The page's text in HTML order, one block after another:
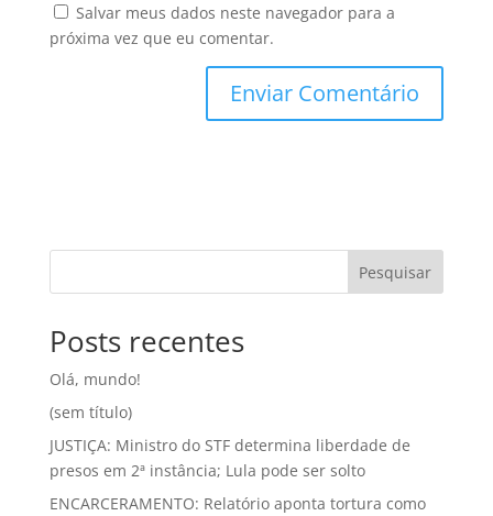
Salvar meus dados neste navegador para a
próxima vez que eu comentar.
Pesquisar
Posts recentes
Olá, mundo!
(sem título)
JUSTIÇA: Ministro do STF determina liberdade de
presos em 2ª instância; Lula pode ser solto
ENCARCERAMENTO: Relatório aponta tortura como